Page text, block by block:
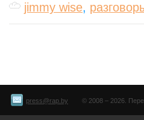
jimmy wise,
press@rap.by © 2008 – 2026.